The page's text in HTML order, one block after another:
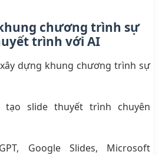
chương trình sự
trình với AI
dựng khung chương trình sự
slide thuyết trình chuyên
Google Slides, Microsoft